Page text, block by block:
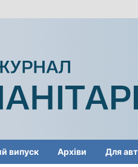
випуск Архіви Для